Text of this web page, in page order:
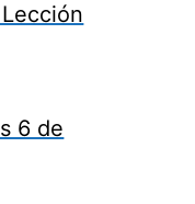
Lección
6 de